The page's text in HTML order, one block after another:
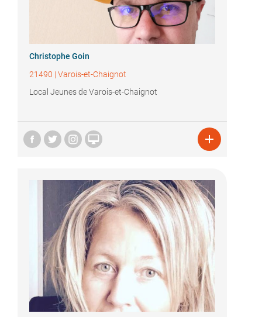
Christophe Goin
21490 | Varois-et-Chaignot
Local Jeunes de Varois-et-Chaignot
 